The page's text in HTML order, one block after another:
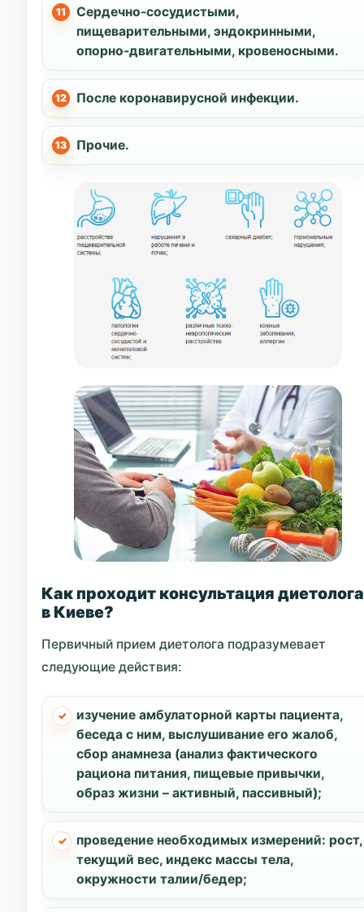
Сердечно-сосудистыми,
пищеварительными, эндокринными,
опорно-двигательными, кровеносными.
После коронавирусной инфекции.
Прочие.
Как проходит консультация диетолога
в Киеве?
Первичный прием диетолога подразумевает
следующие действия:
изучение амбулаторной карты пациента,
беседа с ним, выслушивание его жалоб,
сбор анамнеза (анализ фактического
рациона питания, пищевые привычки,
образ жизни – активный, пассивный);
проведение необходимых измерений: рост,
текущий вес, индекс массы тела,
окружности талии/бедер;